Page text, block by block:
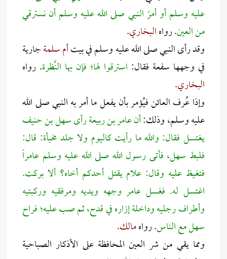
عليه وسلم أو أمرَ النبي صلى الله عليه وسلم أن نسترقي
من العين. رواهالبخاري.
وقد رأى النبي صلى الله عليه وسلم في بيتأم سلمةجارية
في وجهها سفعة فقال: استرقوا لها؛ فإن بها النَّظرة. رواه
البخاري.
وإذا عُرف العائن فيُؤمر بأن يفعل ما أمر به النبي صلى الله
عليه وسلم، وذلك:أن عامر بن ربيعة رأى سهل بن حنيف
يغتسل فقال: والله ما رأيت كاليوم ولا جلد مخبأة: قال:
فلبط سهل، فأتى رسول الله صلى الله عليه وسلم عامراً
فتغيظ عليه وقال: علام يقتل أحدكم أخاه؟ ألا بركت.
اغتسل له. فغسل عامر وجهه ويديه ومرفقيه وركبتيه
وأطراف رجليه وداخلة إزاره في قدح، ثم صب عليه؛ فراح
سهل مع الناس. رواهمالك.
ومما يقي من شر العين المحافظة على الأذكار الصباحية